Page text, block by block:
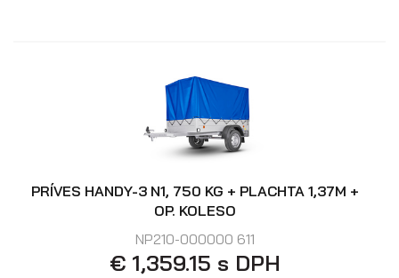
PRÍVES HANDY-3 N1, 750 KG + PLACHTA 1,37M +
OP. KOLESO
NP210-000000 611
€ 1,359.15 s DPH